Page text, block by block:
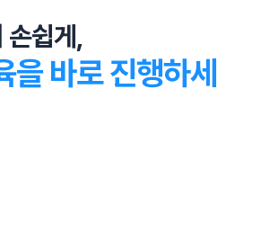
손쉽게,
바로 진행하세